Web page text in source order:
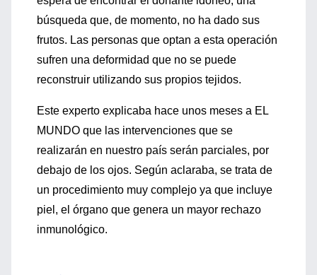
búsqueda que, de momento, no ha dado sus
frutos. Las personas que optan a esta operación
sufren una deformidad que no se puede
reconstruir utilizando sus propios tejidos.
Este experto explicaba hace unos meses a EL
MUNDO que las intervenciones que se
realizarán en nuestro país serán parciales, por
debajo de los ojos. Según aclaraba, se trata de
un procedimiento muy complejo ya que incluye
piel, el órgano que genera un mayor rechazo
inmunológico.